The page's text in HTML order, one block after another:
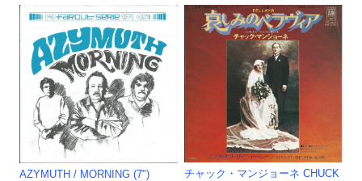
AZYMUTH / MORNING (7")
チャック・マンジョーネ CHUCK